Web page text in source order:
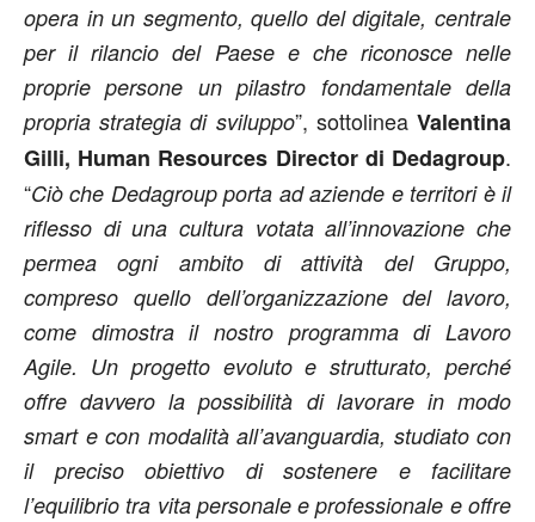
opera in un segmento, quello del digitale, centrale
per il rilancio del Paese e che riconosce nelle
proprie persone un pilastro fondamentale della
propria strategia di sviluppo”, sottolineaValentina
Gilli, Human Resources Director di Dedagroup.
“Ciò che Dedagroup porta ad aziende e territori è il
riflesso di una cultura votata all’innovazione che
permea ogni ambito di attività del Gruppo,
compreso quello dell’organizzazione del lavoro,
come dimostra il nostro programma di Lavoro
Agile. Un progetto evoluto e strutturato, perché
offre davvero la possibilità di lavorare in modo
smart e con modalità all’avanguardia, studiato con
il preciso obiettivo di sostenere e facilitare
l’equilibrio tra vita personale e professionale e offre